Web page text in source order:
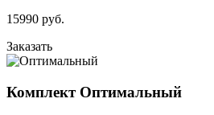
15990 руб.
Заказать
Комплект Оптимальный